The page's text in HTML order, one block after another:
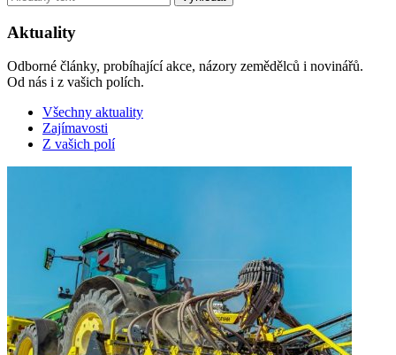
Aktuality
Odborné články, probíhající akce, názory zemědělců i novinářů.
Od nás i z vašich polích.
Všechny aktuality
Zajímavosti
Z vašich polí